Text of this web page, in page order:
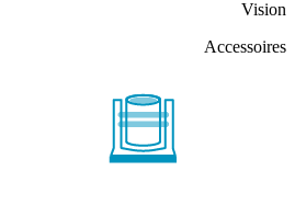
Vision
Accessoires